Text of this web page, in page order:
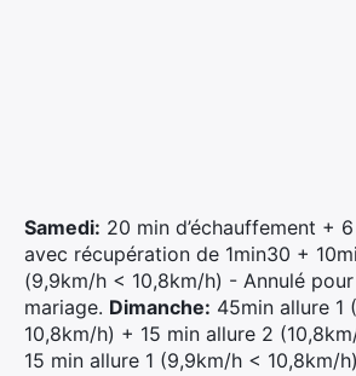
Samedi: 20 min d’échauffement +
avec récupération de 1min30 +
(9,9km/h < 10,8km/h) - Annulé
mariage. Dimanche: 45min allure 1
10,8km/h) + 15 min allure 2
15 min allure 1 (9,9km/h < 10,8km/h)